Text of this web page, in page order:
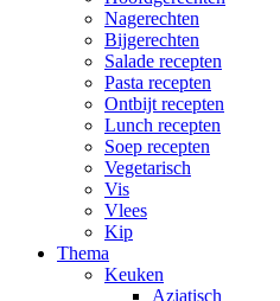
Nagerechten
Bijgerechten
Salade recepten
Pasta recepten
Ontbijt recepten
Lunch recepten
Soep recepten
Vegetarisch
Vis
Vlees
Kip
Thema
Keuken
Aziatisch